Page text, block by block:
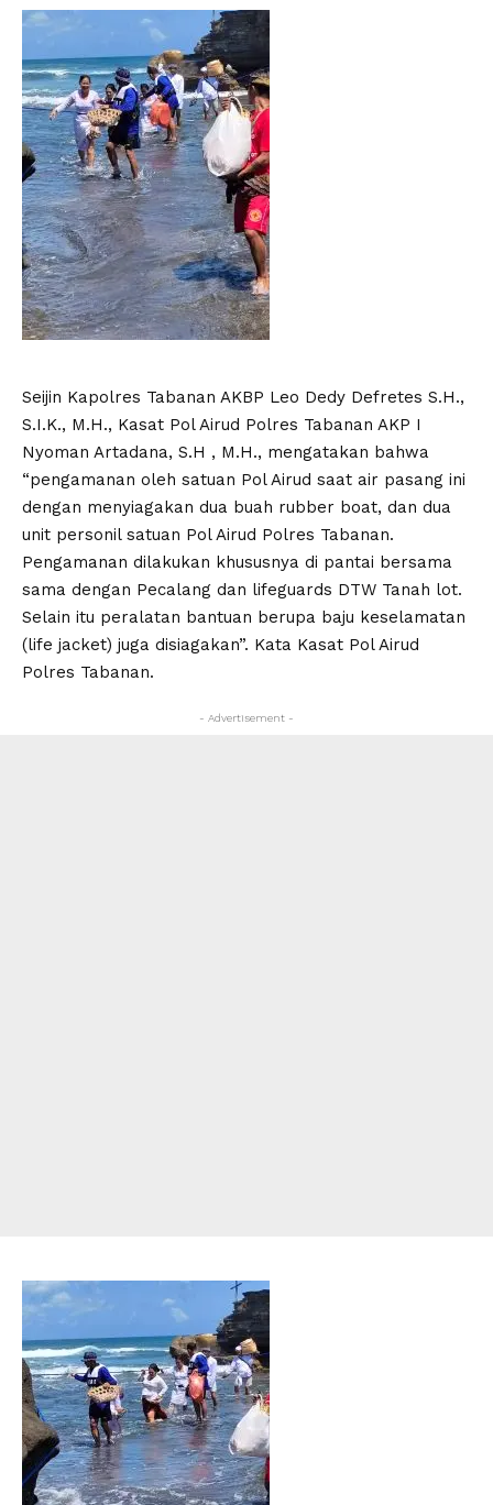
Seijin Kapolres Tabanan AKBP Leo Dedy Defretes S.H.,
S.I.K., M.H., Kasat Pol Airud Polres Tabanan AKP I
Nyoman Artadana, S.H , M.H., mengatakan bahwa
“pengamanan oleh satuan Pol Airud saat air pasang ini
dengan menyiagakan dua buah rubber boat, dan dua
unit personil satuan Pol Airud Polres Tabanan.
Pengamanan dilakukan khususnya di pantai bersama
sama dengan Pecalang dan lifeguards DTW Tanah lot.
Selain itu peralatan bantuan berupa baju keselamatan
(life jacket) juga disiagakan”. Kata Kasat Pol Airud
Polres Tabanan.
- Advertisement -